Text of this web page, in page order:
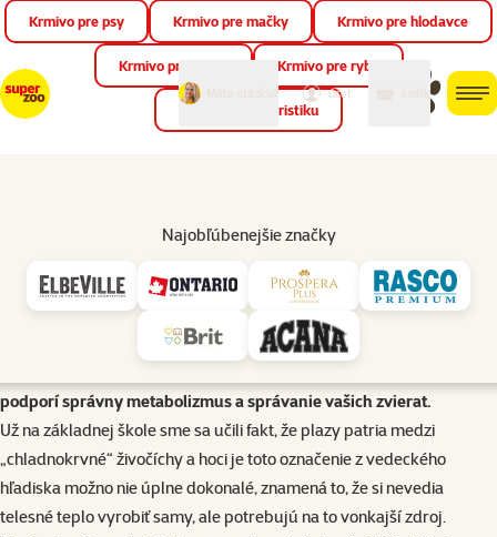
📱 Stiahnite si novú aplikáciu Super zoo.Viac informácií
môj
účet
Krmivo pre psy Krmivo pre mačky Krmivo pre hlodavce
Krmivo pre vtáky Krmivo pre ryby
Krmivo pre teraristiku
Najobľúbenejšie značky
Tepelný gradient terária
nastavenie teploty v teráriu kľúčové pre ich zdravie. Článok
vysvetľuje význam tepelného gradientu, správne umiestnenie
výhrevných miest, meranie teploty aj dôležitosť nočného poklesu.
podporí správny metabolizmus a správanie vašich zvierat.
Už na základnej škole sme sa učili fakt, že plazy patria medzi
„chladnokrvné“ živočíchy a hoci je toto označenie z vedeckého
hľadiska možno nie úplne dokonalé, znamená to, že si nevedia
telesné teplo vyrobiť samy, ale potrebujú na to vonkajší zdroj.